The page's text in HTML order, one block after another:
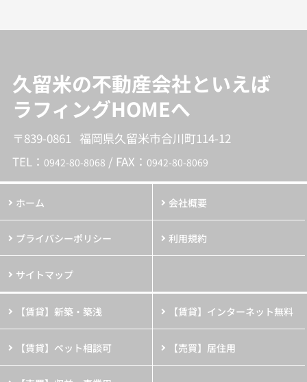
久留米の不動産会社といえば
ラフィングHOMEへ
〒839-0861 福岡県久留米市合川町114-12
TEL： 0942-80-8068 / FAX： 0942-80-8069
ホーム 会社概要
プライバシーポリシー 利用規約
サイトマップ
【賃貸】新築・築浅 【賃貸】インターネット無料
【賃貸】ペット相談可 【売買】居住用